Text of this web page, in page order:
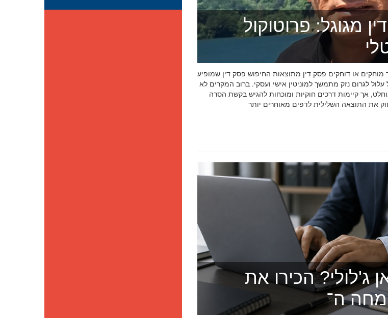
מגוגל: פרוטוקול
דין מגוגל (2026): איך מוחקים או דוחקים פסק דין מתוצאות החיפוש פסק דין שמופיע
לגרום נזק מתמשך למוניטין אישי ועסקי. ברוב המקרים לא
אך קיימות דרכים חוקיות ומוכחות להגיש בקשת הסרה
ג'לולי? הכירו את